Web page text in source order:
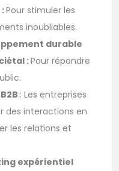
Pour stimuler les
inoubliables.
durable
:Pour répondre
: Les entreprises
des interactions en
les relations et
expérientiel